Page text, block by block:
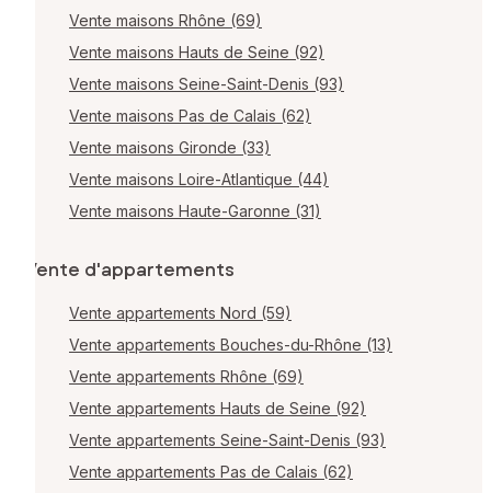
Vente maisons Rhône (69)
Vente maisons Hauts de Seine (92)
Vente maisons Seine-Saint-Denis (93)
Vente maisons Pas de Calais (62)
Vente maisons Gironde (33)
Vente maisons Loire-Atlantique (44)
Vente maisons Haute-Garonne (31)
Vente d'appartements
Vente appartements Nord (59)
Vente appartements Bouches-du-Rhône (13)
Vente appartements Rhône (69)
Vente appartements Hauts de Seine (92)
Vente appartements Seine-Saint-Denis (93)
Vente appartements Pas de Calais (62)